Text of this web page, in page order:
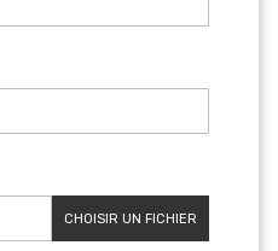
CHOISIR UN FICHIER